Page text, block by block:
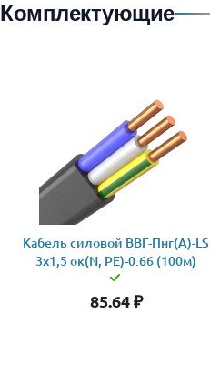
Комплектующие
Кабель силовой ВВГ-Пнг(А)-LS
3x1,5 ок(N, PE)-0.66 (100м)
85.64₽